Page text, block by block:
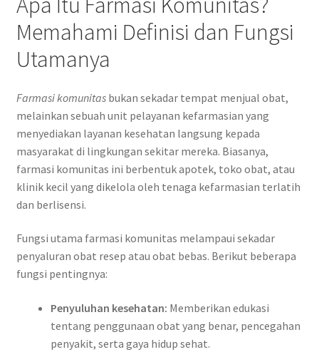
Memahami Definisi dan Fungsi
Utamanya
Farmasi komunitasbukan sekadar tempat menjual obat,
melainkan sebuah unit pelayanan kefarmasian yang
menyediakan layanan kesehatan langsung kepada
masyarakat di lingkungan sekitar mereka. Biasanya,
farmasi komunitas ini berbentuk apotek, toko obat, atau
klinik kecil yang dikelola oleh tenaga kefarmasian terlatih
dan berlisensi.
Fungsi utama farmasi komunitas melampaui sekadar
penyaluran obat resep atau obat bebas. Berikut beberapa
fungsi pentingnya:
Penyuluhan kesehatan: Memberikan edukasi
tentang penggunaan obat yang benar, pencegahan
penyakit, serta gaya hidup sehat.